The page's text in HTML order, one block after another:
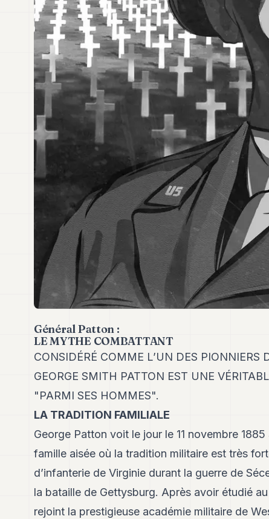
Général Patton :
LE MYTHE COMBATTANT
CONSIDÉRÉ COMME L’UN DES PIONNIERS
GEORGE SMITH PATTON EST UNE
"PARMI SES HOMMES".
LA TRADITION FAMILIALE
George Patton voit le jour le 11 novembre
famille aisée où la tradition militaire est très
d’infanterie de Virginie durant la guerre de
la bataille de Gettysburg. Après avoir étudié
rejoint la prestigieuse académie militaire de